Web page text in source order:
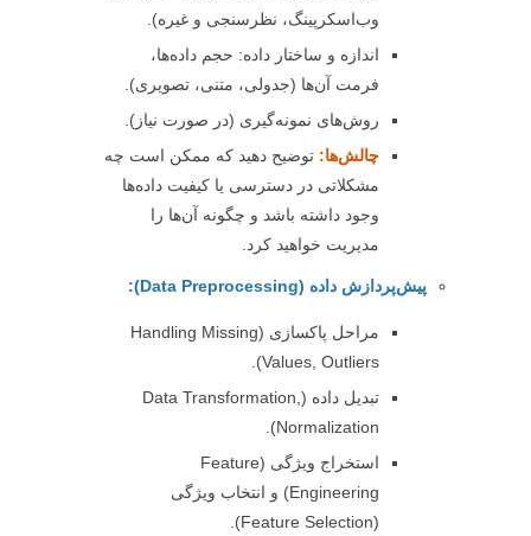
وب‌اسکرپینگ، نظرسنجی و غیره).
اندازه و ساختار داده: حجم داده‌ها،
فرمت آن‌ها (جدولی، متنی، تصویری).
روش‌های نمونه‌گیری (در صورت نیاز).
چالش‌ها:توضیح دهید که ممکن است چه
مشکلاتی در دسترسی یا کیفیت داده‌ها
وجود داشته باشد و چگونه آن‌ها را
مدیریت خواهید کرد.
پیش‌پردازش داده (Data Preprocessing):
مراحل پاکسازی (Handling Missing
Values, Outliers).
تبدیل داده (Data Transformation,
Normalization).
استخراج ویژگی (Feature
Engineering) و انتخاب ویژگی